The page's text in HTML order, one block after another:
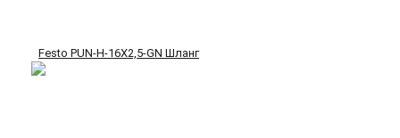
Festo PUN-H-16X2,5-GN Шланг